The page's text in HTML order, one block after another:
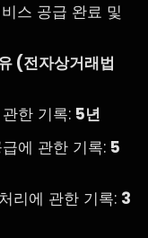
비스 공급 완료 및
(전자상거래법
한 기록: 5년
에 관한 기록: 5
리에 관한 기록: 3